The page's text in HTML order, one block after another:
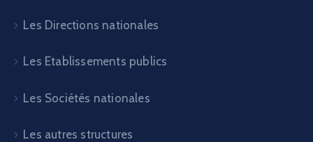
Les Directions nationales
Les Etablissements publics
Les Sociétés nationales
Les autres structures